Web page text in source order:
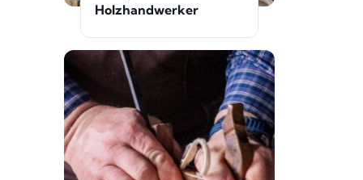
Holzhandwerker